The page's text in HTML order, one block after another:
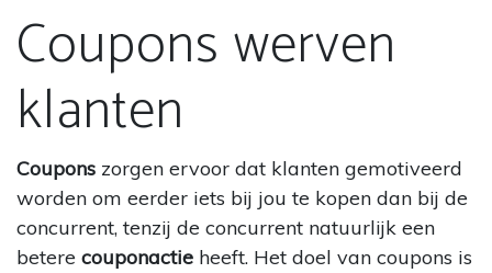
Coupons werven
klanten
Coupons zorgen ervoor dat klanten gemotiveerd
worden om eerder iets bij jou te kopen dan bij de
concurrent, tenzij de concurrent natuurlijk een
betere couponactie heeft. Het doel van coupons is